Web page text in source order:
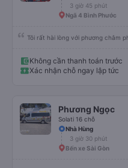
3 giờ 45 phút
Ngã 4 Bình Phước
Tôi rất hài lòng với phương châm
Không cần thanh toán trước
Xác nhận chỗ ngay lập tức
Phương Ngọc
Solati 16 chỗ
Nhà Hùng
3 giờ 30 phút
Bến xe Sài Gòn